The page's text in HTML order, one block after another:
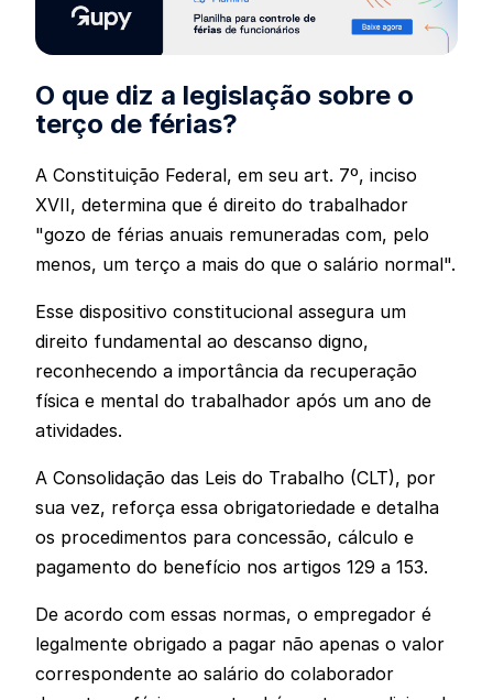
O que diz a legislação sobre o
terço de férias?
A Constituição Federal, em seu art. 7º, inciso
XVII, determina que é direito do trabalhador
"gozo de férias anuais remuneradas com, pelo
menos, um terço a mais do que o salário normal".
Esse dispositivo constitucional assegura um
direito fundamental ao descanso digno,
reconhecendo a importância da recuperação
física e mental do trabalhador após um ano de
atividades.
A Consolidação das Leis do Trabalho (CLT), por
sua vez, reforça essa obrigatoriedade e detalha
os procedimentos para concessão, cálculo e
pagamento do benefício nos artigos 129 a 153.
De acordo com essas normas, o empregador é
legalmente obrigado a pagar não apenas o valor
correspondente ao salário do colaborador